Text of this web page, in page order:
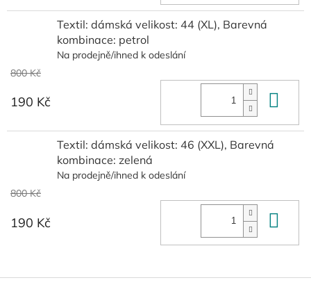
Textil: dámská velikost: 44 (XL), Barevná
kombinace: petrol
Na prodejně/ihned k odeslání
800 Kč
190 Kč
Textil: dámská velikost: 46 (XXL), Barevná
kombinace: zelená
Na prodejně/ihned k odeslání
800 Kč
190 Kč